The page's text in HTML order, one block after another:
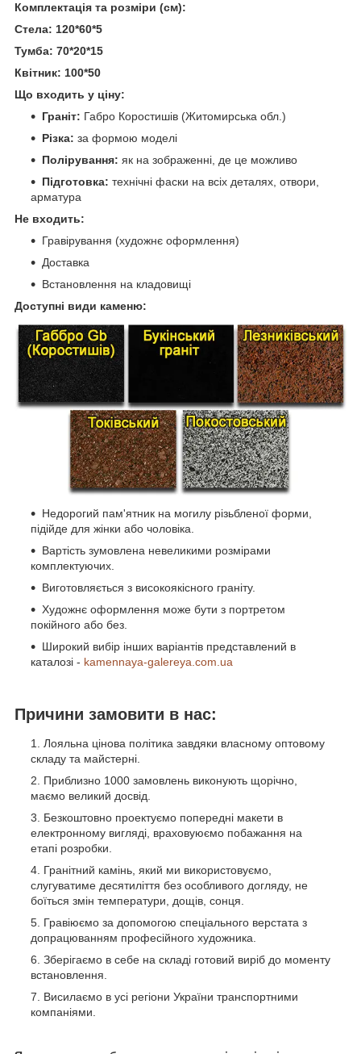
Комплектація та розміри (см):
Стела: 120*60*5
Тумба: 70*20*15
Квітник: 100*50
Що входить у ціну:
Граніт: Габро Коростишів (Житомирська обл.)
Різка: за формою моделі
Полірування: як на зображенні, де це можливо
Підготовка: технічні фаски на всіх деталях, отвори,
арматура
Не входить:
Гравірування (художнє оформлення)
Доставка
Встановлення на кладовищі
Доступні види каменю:
Недорогий пам'ятник на могилу різьбленої форми,
підійде для жінки або чоловіка.
Вартість зумовлена невеликими розмірами
комплектуючих.
Виготовляється з високоякісного граніту.
Художнє оформлення може бути з портретом
покійного або без.
Широкий вибір інших варіантів представлений в
каталозі - kamennaya-galereya.com.ua
Причини замовити в нас:
Лояльна цінова політика завдяки власному оптовому
складу та майстерні.
Приблизно 1000 замовлень виконують щорічно,
маємо великий досвід.
Безкоштовно проектуємо попередні макети в
електронному вигляді, враховуюємо побажання на
етапі розробки.
Гранітний камінь, який ми використовуємо,
слугуватиме десятиліття без особливого догляду, не
боїться змін температури, дощів, сонця.
Гравіюємо за допомогою спеціального верстата з
допрацюванням професійного художника.
Зберігаємо в себе на складі готовий виріб до моменту
встановлення.
Висилаємо в усі регіони України транспортними
компаніями.